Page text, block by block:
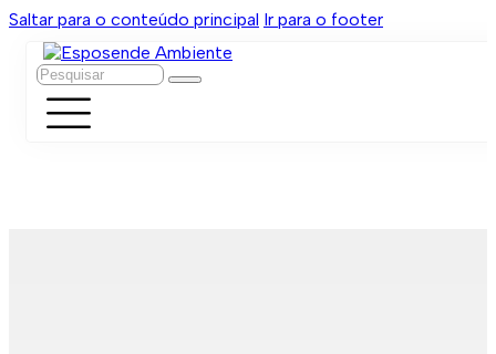
Saltar para o conteúdo principal Ir para o footer
Pesquisar